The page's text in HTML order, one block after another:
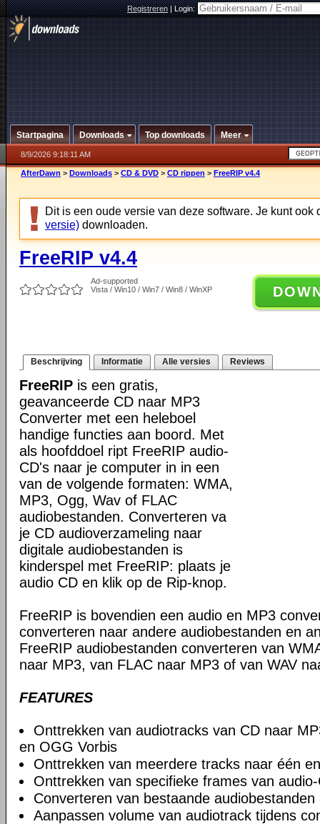
Registreren|Login:
Startpagina Downloads Top downloads Meer
8/9/2026 9:18:11 AM
AfterDawn > Downloads > CD & DVD > CD rippen > FreeRIP v4.4
Dit is een oude versie van deze software. Je kunt ook
versie) downloaden.
FreeRIP v4.4
Ad-supported
Vista / Win10 / Win7 / Win8 / WinXP
Beschrijving Informatie Alle versies Reviews
FreeRIP is een gratis,
geavanceerde CD naar MP3
Converter met een heleboel
handige functies aan boord. Met
als hoofddoel ript FreeRIP audio-
CD's naar je computer in in een
van de volgende formaten: WMA,
MP3, Ogg, Wav of FLAC
audiobestanden. Converteren va
je CD audioverzameling naar
digitale audiobestanden is
kinderspel met FreeRIP: plaats je
audio CD en klik op de Rip-knop.
FreeRIP is bovendien een audio en MP3
converteren naar andere audiobestanden en
FreeRIP audiobestanden converteren van
naar MP3, van FLAC naar MP3 of van WAV
FEATURES
Onttrekken van audiotracks van CD naar
en OGG Vorbis
Onttrekken van meerdere tracks naar één
Onttrekken van specifieke frames van
Converteren van bestaande audiobestanden
Aanpassen volume van audiotrack tijdens